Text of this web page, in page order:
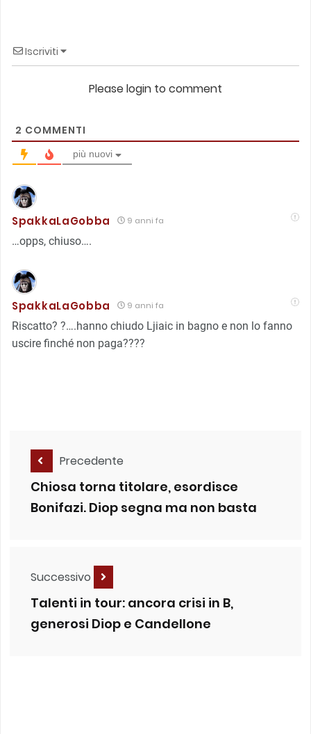
Iscriviti
Please login to comment
2 COMMENTI
più nuovi
SpakkaLaGobba 9 anni fa
…opps, chiuso….
SpakkaLaGobba 9 anni fa
Riscatto? ?….hanno chiudo Ljiaic in bagno e non lo fanno
uscire finché non paga????
Precedente
Chiosa torna titolare, esordisce
Bonifazi. Diop segna ma non basta
Successivo
Talenti in tour: ancora crisi in B,
generosi Diop e Candellone